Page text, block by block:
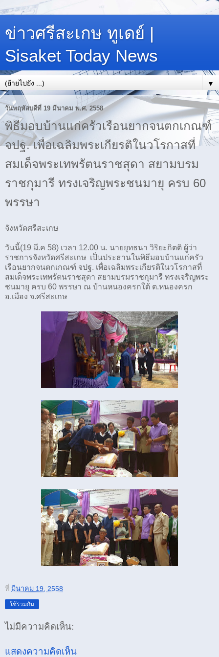
ข่าวศรีสะเกษ ทูเดย์ |
Sisaket Today News
▼
วันพฤหัสบดีที่ 19 มีนาคม พ.ศ. 2558
พิธีมอบบ้านแก่ครัวเรือนยากจนตกเกณฑ์
จปฐ. เพื่อเฉลิมพระเกียรติในวโรกาสที่
สมเด็จพระเทพรัตนราชสุดา สยามบรม
ราชกุมารี ทรงเจริญพระชนมายุ ครบ 60
พรรษา
จังหวัดศรีสะเกษ
วันนี้(19 มี.ค 58) เวลา 12.00 น. นายยุทธนา วิริยะกิตติ ผู้ว่า
ราชการจังหวัดศรีสะเกษ เป็นประธานในพิธีมอบบ้านแก่ครัว
เรือนยากจนตกเกณฑ์ จปฐ. เพื่อเฉลิมพระเกียรติในวโรกาสที่
สมเด็จพระเทพรัตนราชสุดา สยามบรมราชกุมารี ทรงเจริญพระ
ชนมายุ ครบ 60 พรรษา ณ บ้านหนองครกใต้ ต.หนองครก
อ.เมือง จ.ศรีสะเกษ
ที่ มีนาคม 19, 2558
ใช้ร่วมกัน
ไม่มีความคิดเห็น:
แสดงความคิดเห็น